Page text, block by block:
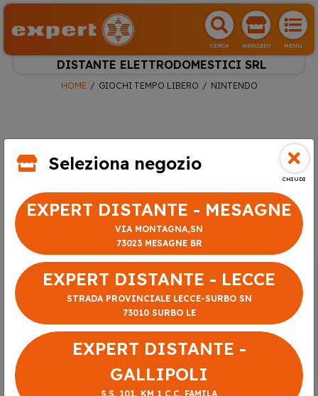
CERCA NEGOZIO MENU
DISTANTE ELETTRODOMESTICI SRL
HOME GIOCHI TEMPO LIBERO NINTENDO
Seleziona negozio
CHIUDI
EXPERT DISTANTE - MESAGNE
VIA MONTAGNA,SN
73023 MESAGNE BR
EXPERT DISTANTE - LECCE
STRADA PROVINCIALE LECCE-SURBO SN
73010 SURBO LE
EXPERT DISTANTE -
GALLIPOLI
S.S. 101, KM 1 C.C. FAMILA